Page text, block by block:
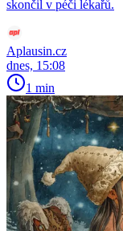
skončil v péči lékařů.
Aplausin.cz
dnes, 15:08
1 min